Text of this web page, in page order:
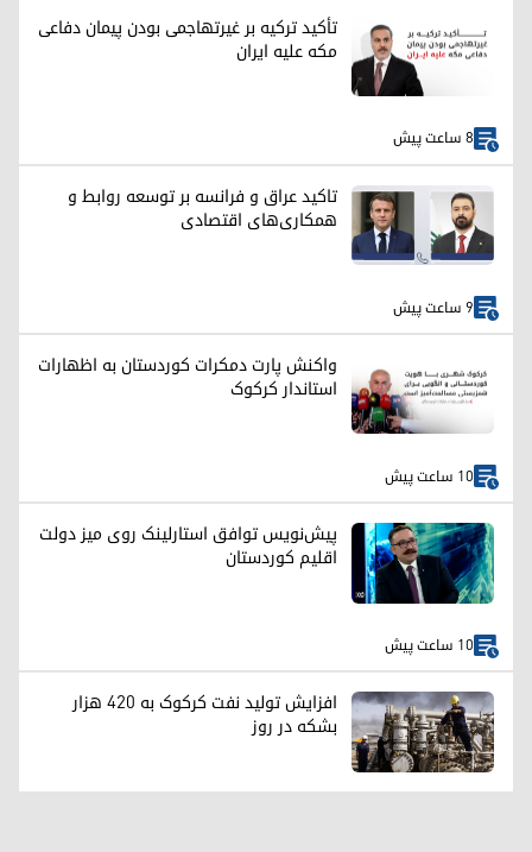
تأکید ترکیه بر غیرتهاجمی بودن پیمان دفاعی
مکه علیه ایران
8 ساعت پیش
تاکید عراق و فرانسه بر توسعه روابط و
همکاری‌های اقتصادی
9 ساعت پیش
واکنش پارت دمکرات کوردستان به اظهارات
استاندار کرکوک
10 ساعت پیش
پیش‌نویس توافق استارلینک روی میز دولت
اقلیم کوردستان
10 ساعت پیش
افزایش تولید نفت کرکوک به ۴۲۰ هزار
بشکه در روز